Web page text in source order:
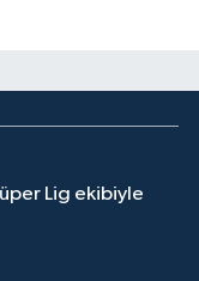
Lig ekibiyle